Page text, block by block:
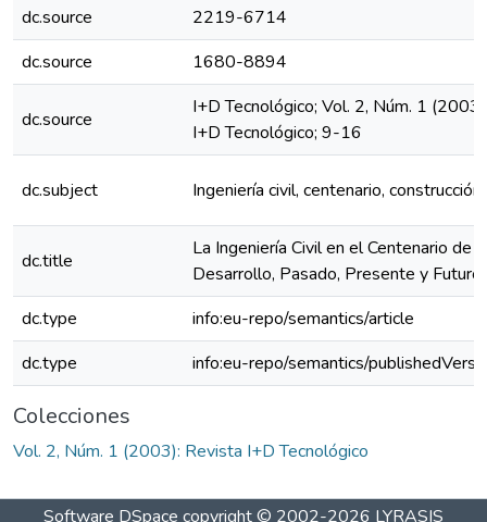
dc.source
2219-6714
dc.source
1680-8894
dc.source
I+D Tecnológico; Vol. 2, Núm. 1
I+D Tecnológico; 9-16
dc.subject Ingeniería civil, centenario, construcción
dc.title
La Ingeniería Civil en el Centenario de
Desarrollo, Pasado, Presente y Futuro
dc.type
info:eu-repo/semantics/article
dc.type
info:eu-repo/semantics/
Colecciones
Vol. 2, Núm. 1 (2003): Revista I+D Tecnológico
Software DSpace copyright © 2002-2026 LYRASIS